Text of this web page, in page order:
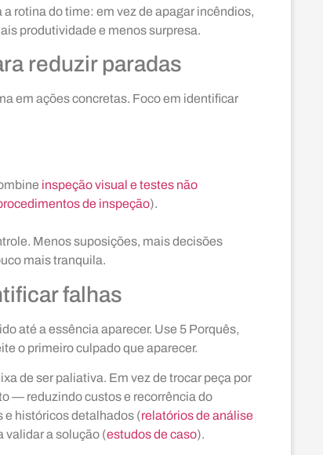
a rotina do time: em vez de apagar incêndios,
produtividade e menos surpresa.
reduzir paradas
em ações concretas. Foco em identificar
inspeção visual e testes não
de inspeção).
Menos suposições, mais decisões
mais tranquila.
falhas
até a essência aparecer. Use 5 Porquês,
o primeiro culpado que aparecer.
de ser paliativa. Em vez de trocar peça por
— reduzindo custos e recorrência do
e históricos detalhados (relatórios de análise
validar a solução (estudos de caso).